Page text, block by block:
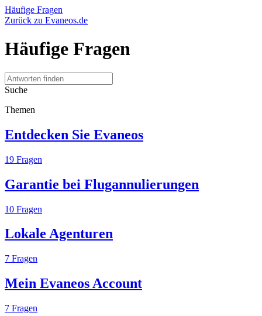
Häufige Fragen
Zurück zu Evaneos.de
Häufige Fragen
Suche
Themen
Entdecken Sie Evaneos
19 Fragen
Garantie bei Flugannulierungen
10 Fragen
Lokale Agenturen
7 Fragen
Mein Evaneos Account
7 Fragen